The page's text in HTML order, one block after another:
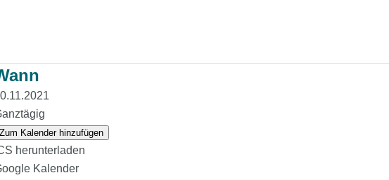
Zum Kalender hinzufügen
herunterladen
Kalender